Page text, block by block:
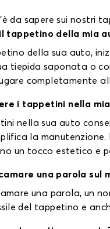
da sapere sui nostri
tappetino della mia
della sua auto,
tiepida saponata o
completamente
i tappetini nella
nella sua auto
la
un tocco estetico e
una parola sul
una parola, un
del tappetino e